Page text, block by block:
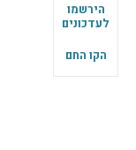
הירשמו
לעדכונים
הקו החם